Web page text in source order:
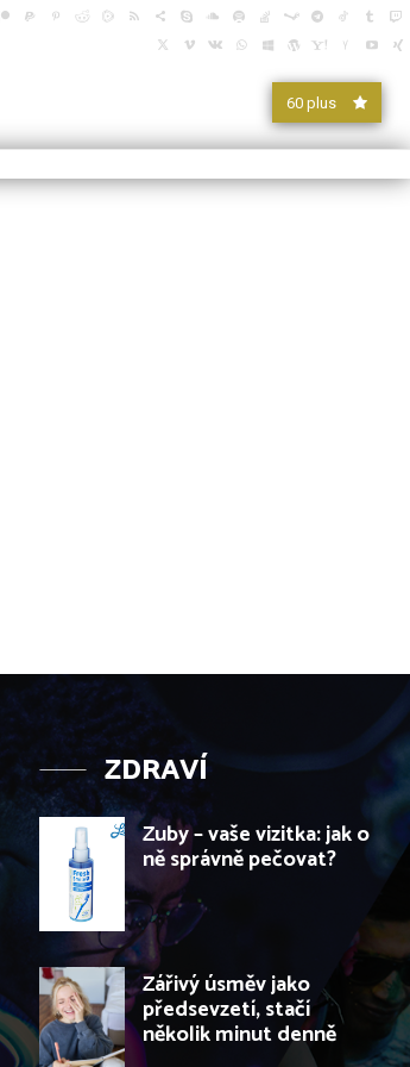
60 plus
ZDRAVÍ
Zuby – vaše vizitka: jak o
ně správně pečovat?
Zářivý úsměv jako
předsevzetí, stačí
několik minut denně